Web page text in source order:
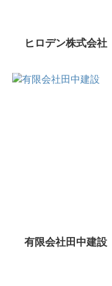
ヒロデン株式会社
有限会社田中建設